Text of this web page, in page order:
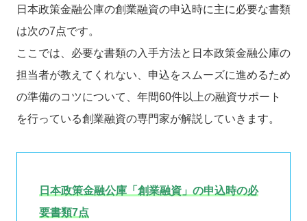
日本政策金融公庫の創業融資の申込時に主に必要な書類
は次の7点です。
ここでは、必要な書類の入手方法と日本政策金融公庫の
担当者が教えてくれない、申込をスムーズに進めるため
の準備のコツについて、年間60件以上の融資サポート
を行っている創業融資の専門家が解説していきます。
日本政策金融公庫「創業融資」の申込時の必
要書類7点